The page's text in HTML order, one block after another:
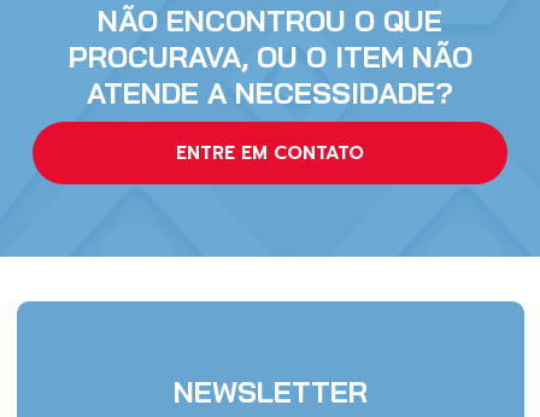
NÃO ENCONTROU O QUE
PROCURAVA, OU O ITEM NÃO
ATENDE A NECESSIDADE?
ENTRE EM CONTATO
NEWSLETTER